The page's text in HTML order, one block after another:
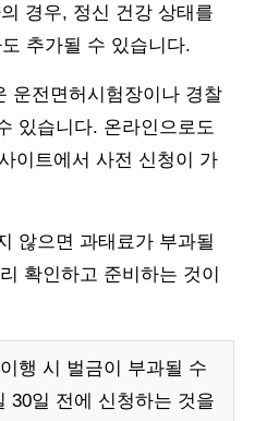
경우, 정신 건강 상태를
추가될 수 있습니다.
운전면허시험장이나 경찰
있습니다. 온라인으로도
이트에서 사전 신청이 가
않으면 과태료가 부과될
확인하고 준비하는 것이
행 시 벌금이 부과될 수
30일 전에 신청하는 것을